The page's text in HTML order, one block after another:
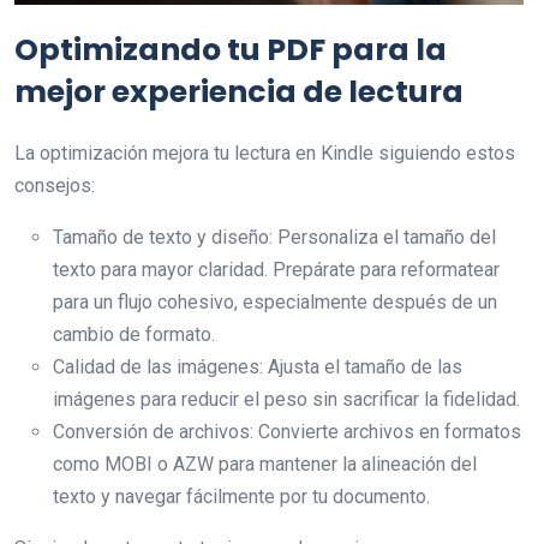
Optimizando tu PDF para la
mejor experiencia de lectura
La optimización mejora tu lectura en Kindle siguiendo estos
consejos:
Tamaño de texto y diseño: Personaliza el tamaño del
texto para mayor claridad. Prepárate para reformatear
para un flujo cohesivo, especialmente después de un
cambio de formato.
Calidad de las imágenes: Ajusta el tamaño de las
imágenes para reducir el peso sin sacrificar la fidelidad.
Conversión de archivos: Convierte archivos en formatos
como MOBI o AZW para mantener la alineación del
texto y navegar fácilmente por tu documento.